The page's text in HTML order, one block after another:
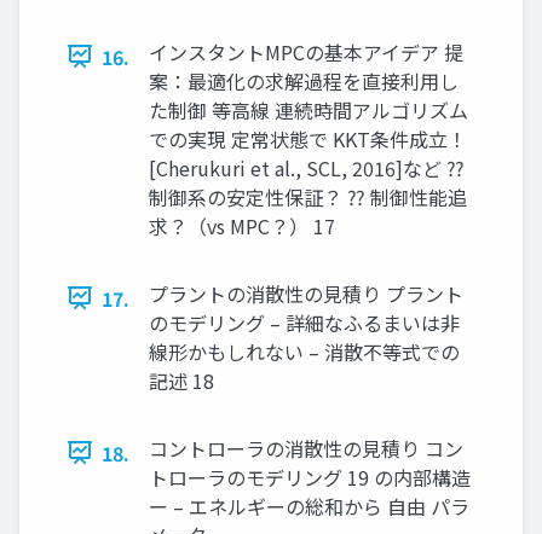
16.
インスタントMPCの基本アイデア 提
案：最適化の求解過程を直接利用し
た制御 等高線 連続時間アルゴリズム
での実現 定常状態で KKT条件成立！
[Cherukuri et al., SCL, 2016]など ⁇
制御系の安定性保証？ ⁇ 制御性能追
求？（vs MPC？） 17
17.
プラントの消散性の見積り プラント
のモデリング – 詳細なふるまいは非
線形かもしれない – 消散不等式での
記述 18
18.
コントローラの消散性の見積り コン
トローラのモデリング 19 の内部構造
ー – エネルギーの総和から 自由 パラ